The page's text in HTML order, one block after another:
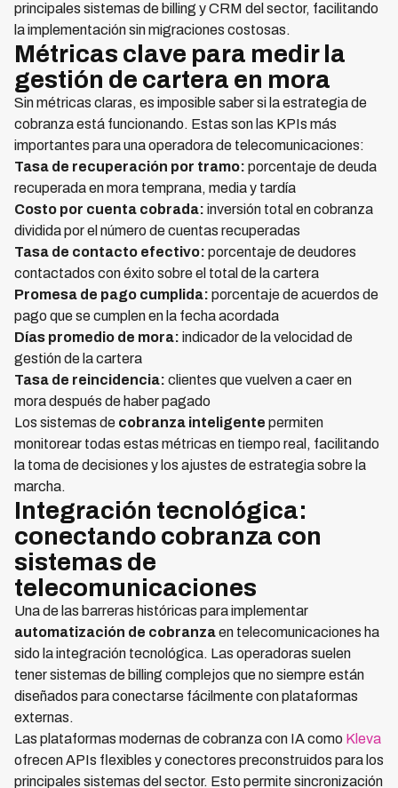
principales sistemas de billing y CRM del sector, facilitando
la implementación sin migraciones costosas.
Métricas clave para medir la
gestión de cartera en mora
Sin métricas claras, es imposible saber si la estrategia de
cobranza está funcionando. Estas son las KPIs más
importantes para una operadora de telecomunicaciones:
Tasa de recuperación por tramo: porcentaje de deuda
recuperada en mora temprana, media y tardía
Costo por cuenta cobrada: inversión total en cobranza
dividida por el número de cuentas recuperadas
Tasa de contacto efectivo: porcentaje de deudores
contactados con éxito sobre el total de la cartera
Promesa de pago cumplida: porcentaje de acuerdos de
pago que se cumplen en la fecha acordada
Días promedio de mora: indicador de la velocidad de
gestión de la cartera
Tasa de reincidencia: clientes que vuelven a caer en
mora después de haber pagado
Los sistemas de cobranza inteligente permiten
monitorear todas estas métricas en tiempo real, facilitando
la toma de decisiones y los ajustes de estrategia sobre la
marcha.
Integración tecnológica:
conectando cobranza con
sistemas de
telecomunicaciones
Una de las barreras históricas para implementar
automatización de cobranzaen telecomunicaciones ha
sido la integración tecnológica. Las operadoras suelen
tener sistemas de billing complejos que no siempre están
diseñados para conectarse fácilmente con plataformas
externas.
Las plataformas modernas de cobranza con IA como Kleva
ofrecen APIs flexibles y conectores preconstruidos para los
principales sistemas del sector. Esto permite sincronización